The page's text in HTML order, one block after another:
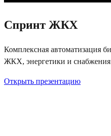
Спринт ЖКХ
Комплексная автоматизация
ЖКХ, энергетики и снабжения
Открыть презентацию